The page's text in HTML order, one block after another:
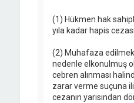
(1) Hükmen hak
yıla kadar hapis
(2) Muhafaza
nedenle elkonulmuş
cebren alınması
zarar verme suçuna
cezanın yarısından